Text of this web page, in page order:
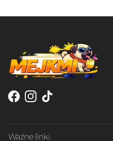
Facebook
Instagram
TikTok
Ważne linki